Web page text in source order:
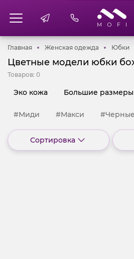
ГлавнаяГлавнаяЖенская одежда Женская
Юбки
Цветные модели юбки
Товаров: 0
Эко кожа Большие размеры
#Миди #Макси #Черные
Сортировка